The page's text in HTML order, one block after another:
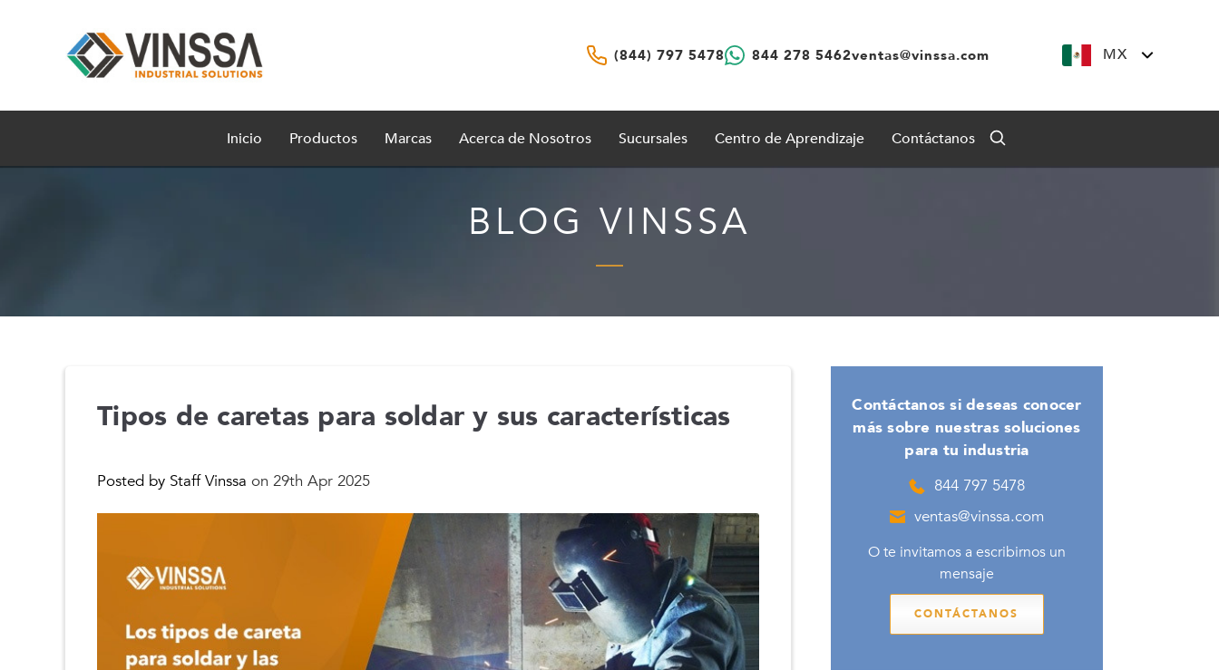
(844) 797 5478 844 278 5462ventas@vinssa.com MX
Inicio Productos Marcas Acerca de Nosotros Sucursales Centro de Aprendizaje Contáctanos
BLOG VINSSA
Tipos de caretas para soldar y sus características
Posted by Staff Vinssa on 29th Apr 2025
Contáctanos si deseas conocer
más sobre nuestras soluciones
para tu industria
844 797 5478
ventas@vinssa.com
O te invitamos a escribirnos un
mensaje
CONTÁCTANOS